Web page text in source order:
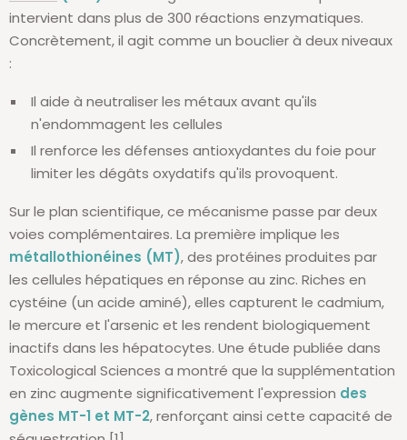
intervient dans plus de 300 réactions enzymatiques.
Concrètement, il agit comme un bouclier à deux niveaux
:
Il aide à neutraliser les métaux avant qu'ils
n'endommagent les cellules
Il renforce les défenses antioxydantes du foie pour
limiter les dégâts oxydatifs qu'ils provoquent.
Sur le plan scientifique, ce mécanisme passe par deux
voies complémentaires. La première implique les
métallothionéines (MT), des protéines produites par
les cellules hépatiques en réponse au zinc. Riches en
cystéine (un acide aminé), elles capturent le cadmium,
le mercure et l'arsenic et les rendent biologiquement
inactifs dans les hépatocytes. Une étude publiée dans
Toxicological Sciences a montré que la supplémentation
en zinc augmente significativement l'expression des
gènes MT-1 et MT-2, renforçant ainsi cette capacité de